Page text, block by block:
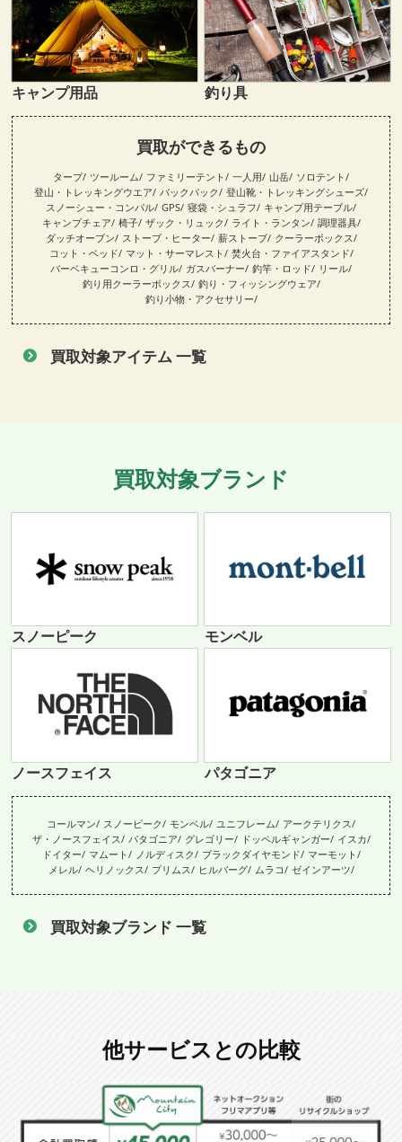
キャンプ用品 釣り具
買取ができるもの
タープ ツールーム ファミリーテント 一人用 山岳 ソロテント
登山・トレッキングウエア
バックパック
登山靴・トレッキングシューズ
スノーシュー・コンパル GPS 寝袋・シュラフ
キャンプ用テーブル
キャンプチェア 椅子 ザック・リュック ライト・ランタン 調理器具
ダッチオーブン
ストーブ・ヒーター 薪ストーブ
クーラーボックス
コット・ベッド
マット・サーマレスト
焚火台・ファイアスタンド
バーベキューコンロ・グリル ガスバーナー 釣竿・ロッド
リール
釣り用クーラーボックス
釣り・フィッシングウェア
釣り小物・アクセサリー
買取対象アイテム 一覧
買取対象ブランド
スノーピーク モンベル
ノースフェイス パタゴニア
コールマン スノーピーク モンベル ユニフレーム
アークテリクス
ザ・ノースフェイス
パタゴニア グレゴリー ドッペルギャンガー
イスカ
ドイター
マムート ノルディスク ブラックダイヤモンド
マーモット
メレル ヘリノックス プリムス ヒルバーグ ムラコ ゼインアーツ
買取対象ブランド 一覧
他サービスとの比較